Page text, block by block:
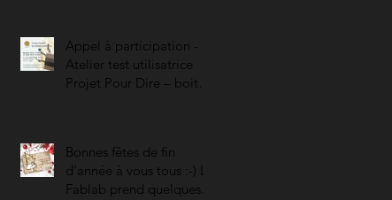
Appel à participation -
Atelier test utilisatrice
Projet Pour Dire – boites
Bonnes fêtes de fin
d'année à vous tous :-) Le
Fablab prend quelques